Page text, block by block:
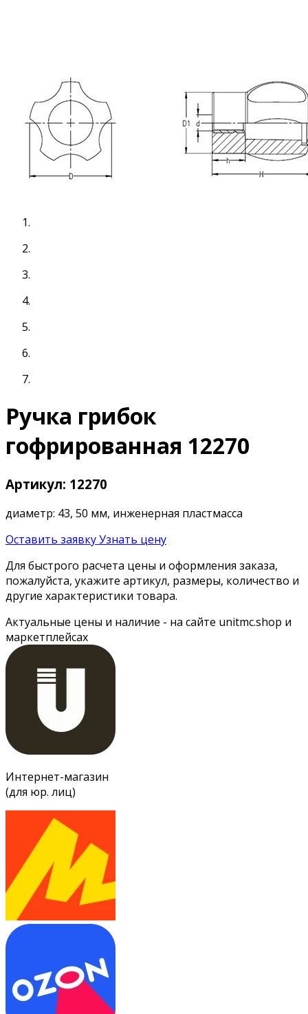
Ручка грибок
гофрированная 12270
Артикул: 12270
диаметр: 43, 50 мм, инженерная пластмасса
Оставить заявкуУзнать цену
Для быстрого расчета цены и оформления заказа,
пожалуйста, укажите артикул, размеры, количество и
другие характеристики товара.
Актуальные цены и наличие - на сайте unitmc.shop и
маркетплейсах
Интернет-магазин
(для юр. лиц)